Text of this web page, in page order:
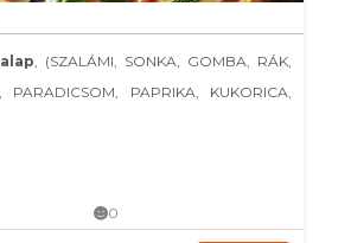
, (SZALÁMI, SONKA, GOMBA, RÁK,
PARADICSOM, PAPRIKA, KUKORICA,
0